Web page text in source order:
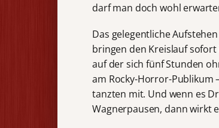
darf man doch wohl
Das gelegentliche
bringen den Kreislauf
auf der sich fünf Stunden
am Rocky-Horror-Publikum
tanzten mit. Und wenn es
Wagnerpausen, dann wirkt